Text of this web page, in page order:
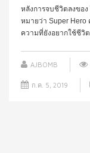
หลังการจบชีวิตลงขอ
หมายว่า Super
ความที่ยังอยากใช้ชีวิต
AJBOMB
ก.ค. 5, 2019